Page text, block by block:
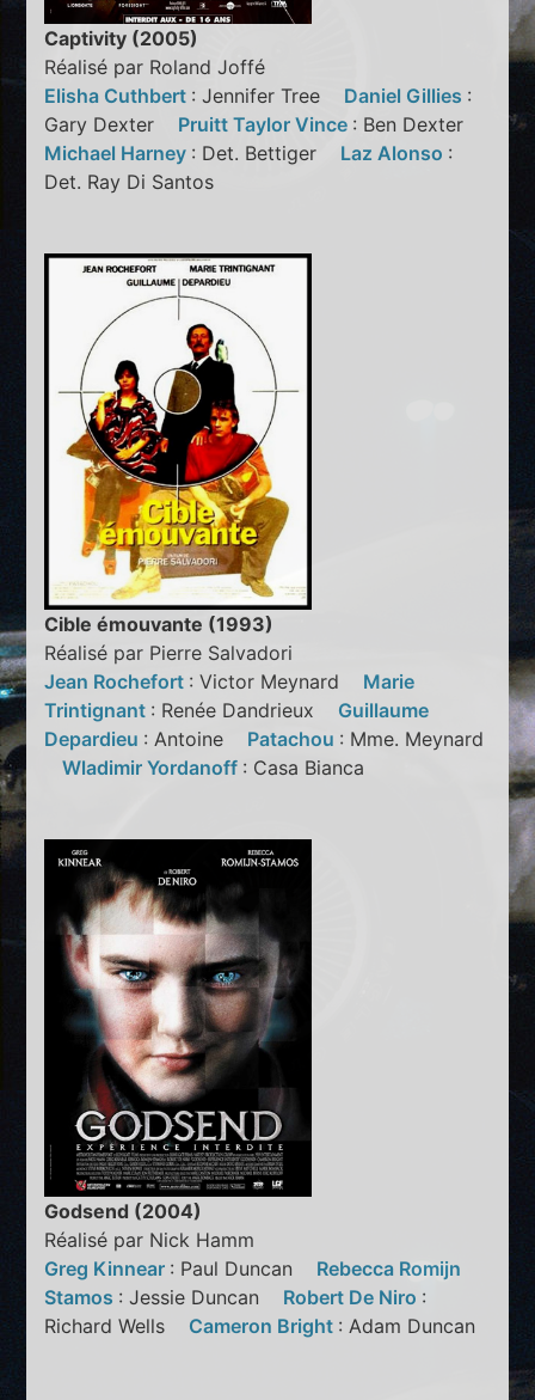
Captivity (2005)
Réalisé par Roland Joffé
Elisha Cuthbert : Jennifer Tree Daniel Gillies :
Gary Dexter Pruitt Taylor Vince : Ben Dexter
Michael Harney : Det. Bettiger Laz Alonso :
Det. Ray Di Santos
Cible émouvante (1993)
Réalisé par Pierre Salvadori
Jean Rochefort : Victor Meynard Marie
Trintignant : Renée Dandrieux Guillaume
Depardieu : Antoine Patachou : Mme. Meynard
Wladimir Yordanoff : Casa Bianca
Godsend (2004)
Réalisé par Nick Hamm
Greg Kinnear : Paul Duncan Rebecca Romijn
Stamos : Jessie Duncan Robert De Niro :
Richard Wells Cameron Bright : Adam Duncan